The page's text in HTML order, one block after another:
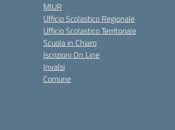
MIUR
Ufficio Scolastico Regionale
Ufficio Scolastico Territoriale
Scuola in Chiaro
Iscrizioni On Line
Invalsi
Comune